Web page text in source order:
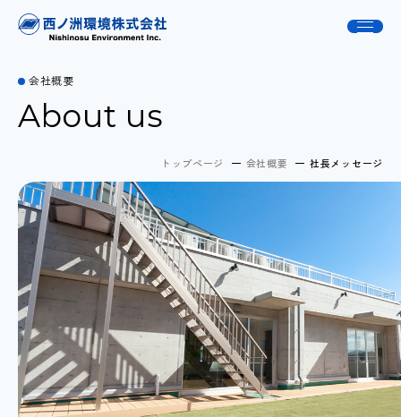
会社概要
About us
トップページ 会社概要 社長メッセージ